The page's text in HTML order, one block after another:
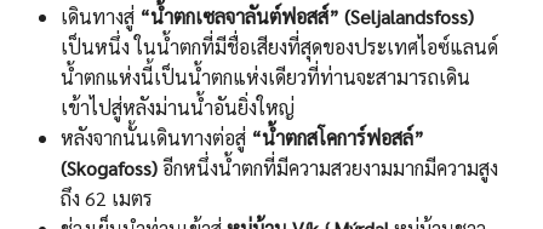
เดินทางสู่ “นํ้าตกเซลจาลันต์ฟอสส์” (Seljalandsfoss)
เป็นหนึ่ง ในนํ้าตกที่มีชื่อเสียงที่สุดของประเทศไอซ์แลนด์
นํ้าตกแห่งนี้เป็นนํ้าตกแห่งเดียวที่ท่านจะสามารถเดิน
เข้าไปสู่หลังม่านนํ้าอันยิ่งใหญ่
หลังจากนั้นเดินทางต่อสู่ “นํ้าตกสโคการ์ฟอสล์”
(Skogafoss)อีกหนึ่งนํ้าตกที่มีความสวยงามมากมีความสูง
ถึง 62 เมตร